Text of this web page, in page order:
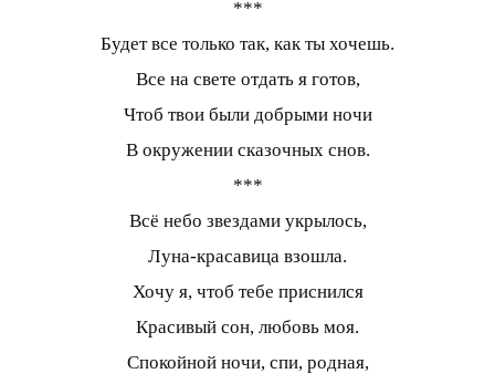
***
Будет все только так, как ты хочешь.
Все на свете отдать я готов,
Чтоб твои были добрыми ночи
В окружении сказочных снов.
***
Всё небо звездами укрылось,
Луна-красавица взошла.
Хочу я, чтоб тебе приснился
Красивый сон, любовь моя.
Спокойной ночи, спи, родная,